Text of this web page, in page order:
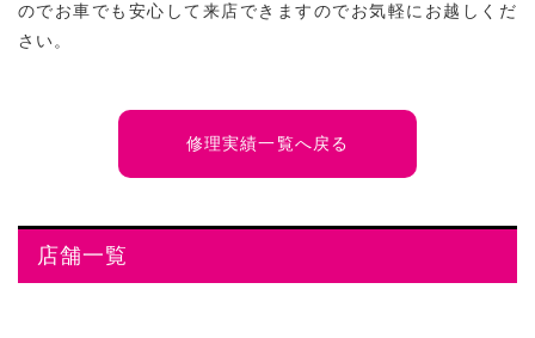
のでお車でも安心して来店できますのでお気軽にお越しくだ
さい。
修理実績一覧へ戻る
店舗一覧